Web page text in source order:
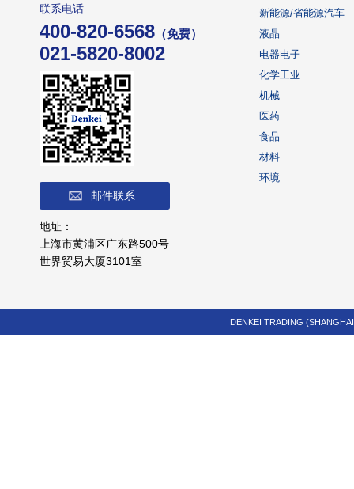
联系电话
400-820-6568 （免费）
021-5820-8002
邮件联系
地址：
上海市黄浦区广东路500号
世界贸易大厦3101室
新能源/省能源汽车
液晶
电器电子
化学工业
机械
医药
食品
材料
环境
DENKEI TRADING